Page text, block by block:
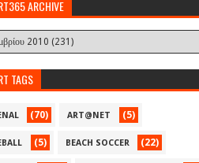
ARCHIVE
TAGS
(70) ART@NET (5)
(5) BEACH SOCCER (22)